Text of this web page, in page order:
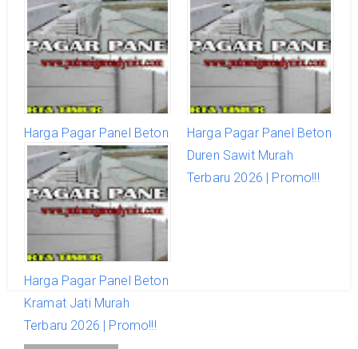
Harga Pagar Panel Beton
Jatinegara Murah Terbaru
2026 | Promo!!!
Harga Pagar Panel Beton
Duren Sawit Murah
Terbaru 2026 | Promo!!!
Harga Pagar Panel Beton
Kramat Jati Murah
Terbaru 2026 | Promo!!!